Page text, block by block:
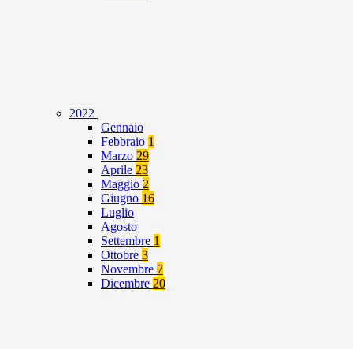
2022
Gennaio
Febbraio 1
Marzo 29
Aprile 23
Maggio 2
Giugno 16
Luglio
Agosto
Settembre 1
Ottobre 3
Novembre 7
Dicembre 20